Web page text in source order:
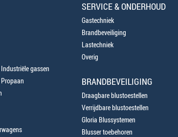
gassen
SERVICE & ONDERHOUD
Gastechniek
Brandbeveiliging
Lastechniek
Overig
BRANDBEVEILIGING
Draagbare blustoestellen
Verrijdbare blustoestellen
Gloria Blussystemen
Blusser toebehoren